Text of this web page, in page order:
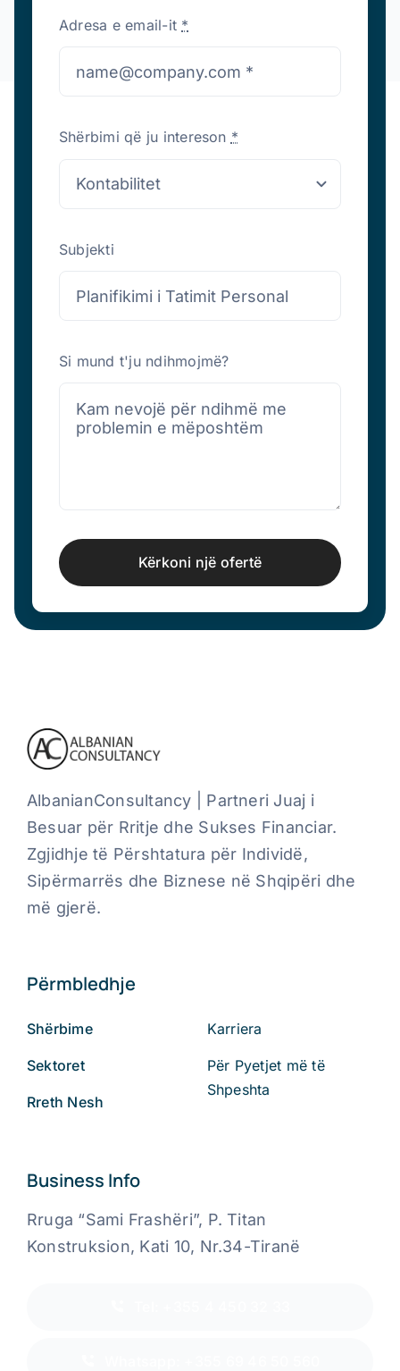
Adresa e email-it *
Shërbimi që ju intereson *
Subjekti
Si mund t'ju ndihmojmë?
Kërkoni një ofertë
AlbanianConsultancy | Partneri Juaj i
Besuar për Rritje dhe Sukses Financiar.
Zgjidhje të Përshtatura për Individë,
Sipërmarrës dhe Biznese në Shqipëri dhe
më gjerë.
Përmbledhje
Shërbime
Sektoret
Rreth Nesh
Karriera
Për Pyetjet më të
Shpeshta
Business Info
Rruga “Sami Frashëri”, P. Titan
Konstruksion, Kati 10, Nr.34-Tiranë